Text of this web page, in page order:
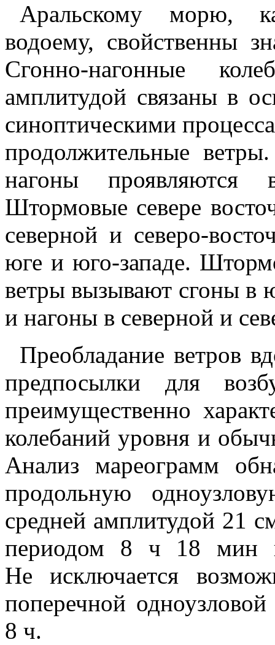
Аральскому морю,
водоему, свойственны
Сгонно-нагонные
амплитудой связаны в
синоптическими
продолжительные
нагоны
Штормовые севере
северной и северо-
юге и юго-западе.
ветры вызывают сгоны в
и нагоны в северной и
Преобладание ветров
предпосылки для
преимущественно
колебаний уровня и
Анализ мареограмм
продольную
средней амплитудой 21
периодом 8 ч 18 мин
Не исключается
поперечной
8 ч.